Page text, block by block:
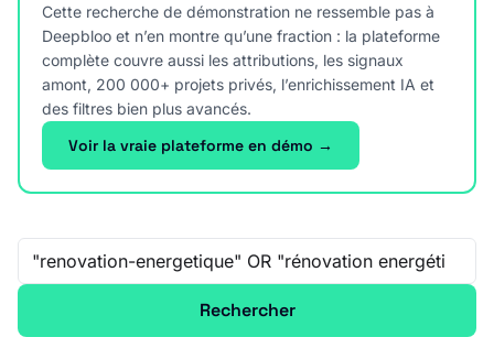
Cette recherche de démonstration ne ressemble pas à
Deepbloo et n’en montre qu’une fraction : la plateforme
complète couvre aussi les attributions, les signaux
amont, 200 000+ projets privés, l’enrichissement IA et
des filtres bien plus avancés.
Voir la vraie plateforme en démo →
Recherche libre
Rechercher